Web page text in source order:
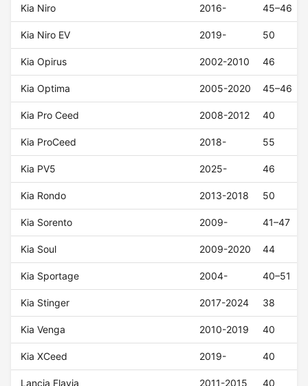
Kia Niro 2016- 45–46
Kia Niro EV 2019- 50
Kia Opirus 2002-2010 46
Kia Optima 2005-2020 45–46
Kia Pro Ceed 2008-2012 40
Kia ProCeed 2018- 55
Kia PV5 2025- 46
Kia Rondo 2013-2018 50
Kia Sorento 2009- 41–47
Kia Soul 2009-2020 44
Kia Sportage 2004- 40–51
Kia Stinger 2017-2024 38
Kia Venga 2010-2019 40
Kia XCeed 2019- 40
Lancia Flavia 2011-2015 40